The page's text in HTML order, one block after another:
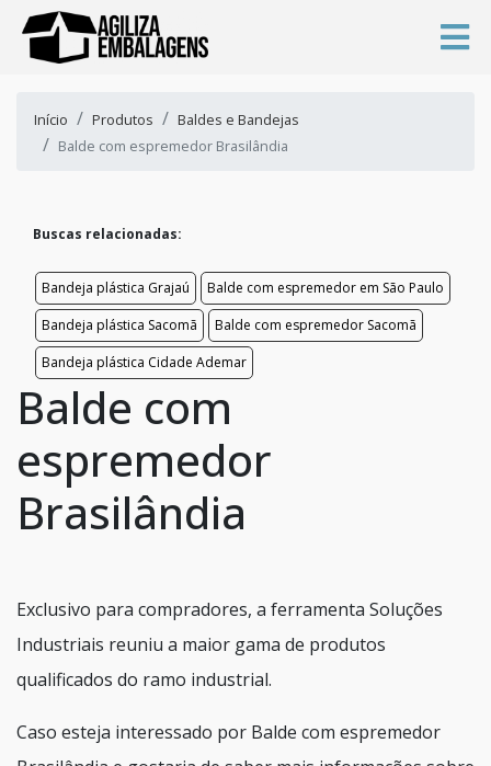
Início Produtos
Baldes e Bandejas
Balde com espremedor Brasilândia
Buscas relacionadas:
Bandeja plástica Grajaú
Balde com espremedor em São Paulo
Bandeja plástica Sacomã
Balde com espremedor Sacomã
Bandeja plástica Cidade Ademar
Balde com
espremedor
Brasilândia
Exclusivo para compradores, a ferramenta Soluções
Industriais reuniu a maior gama de produtos
qualificados do ramo industrial.
Caso esteja interessado por Balde com espremedor